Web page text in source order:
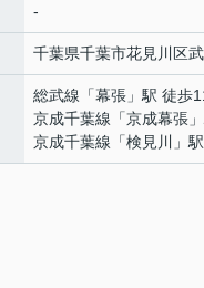
-
千葉県千葉市花見川区
総武線 「幕張 」駅 徒歩
京成千葉線 「京成幕張
京成千葉線 「検見川 」